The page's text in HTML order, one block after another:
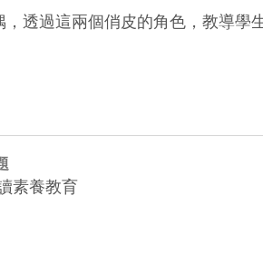
透過這兩個俏皮的角色，教導
素養教育